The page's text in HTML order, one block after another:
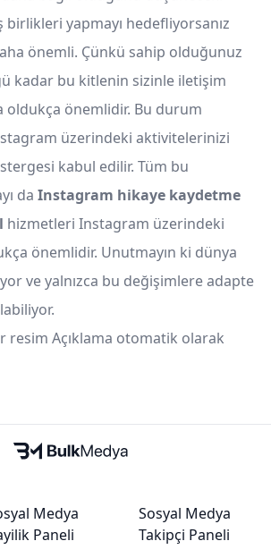
yapmayı hedefliyorsanız
önemli. Çünkü sahip olduğunuz
kadar bu kitlenin sizinle iletişim
oldukça önemlidir. Bu durum
üzerindeki aktivitelerinizi
kabul edilir. Tüm bu
da Instagram hikaye kaydetme
hizmetleri Instagram üzerindeki
önemlidir. Unutmayın ki dünya
ve yalnızca bu değişimlere adapte
Medya
Paneli
Sosyal Medya
Takipçi Paneli